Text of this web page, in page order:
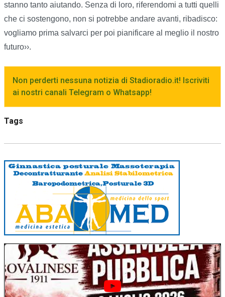
stanno tanto aiutando. Senza di loro, riferendomi a tutti quelli
che ci sostengono, non si potrebbe andare avanti, ribadisco:
vogliamo prima salvarci per poi pianificare al meglio il nostro
futuro››.
Non perderti nessuna notizia di Stadioradio.it! Iscriviti
ai nostri canali Telegram o Whatsapp!
Tags